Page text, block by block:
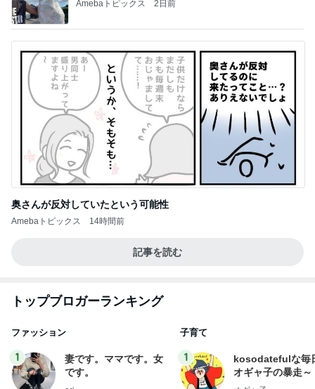
Amebaトピックス 2日前
奥さんが反対していたという可能性
Amebaトピックス 14時間前
記事を読む
トップブロガーランキング
ファッション
1
妻です。ママです。女
です。
子育て
1
kosodatefulな毎
オギャ子の暴走～